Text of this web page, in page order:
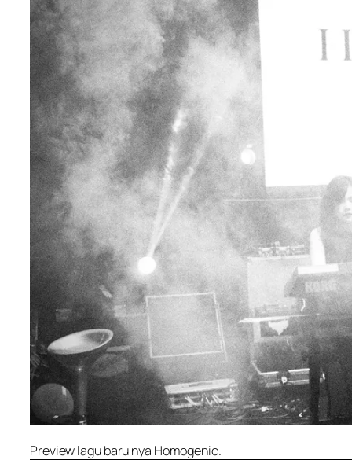
Preview lagu baru nya Homogenic.